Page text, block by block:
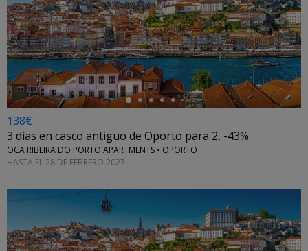
←
138€
3 días en casco antiguo de Oporto para 2, -43%
OCA RIBEIRA DO PORTO APARTMENTS • OPORTO
HASTA EL 28 DE FEBRERO 2027